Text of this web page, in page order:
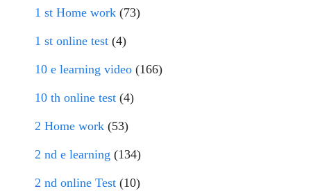
1 st Home work (73)
1 st online test (4)
10 e learning video (166)
10 th online test (4)
2 Home work (53)
2 nd e learning (134)
2 nd online Test (10)